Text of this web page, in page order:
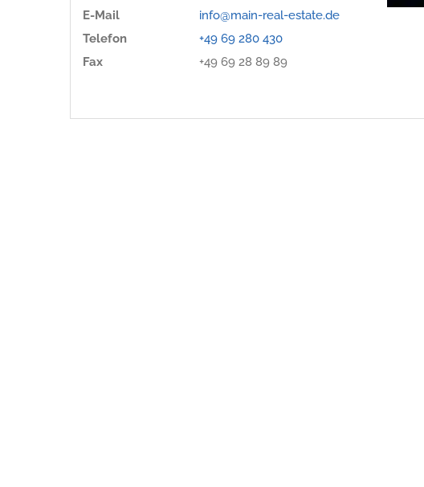
E-Mail
info@main-real-estate.de
Telefon
+49 69 280 430
Fax
+49 69 28 89 89